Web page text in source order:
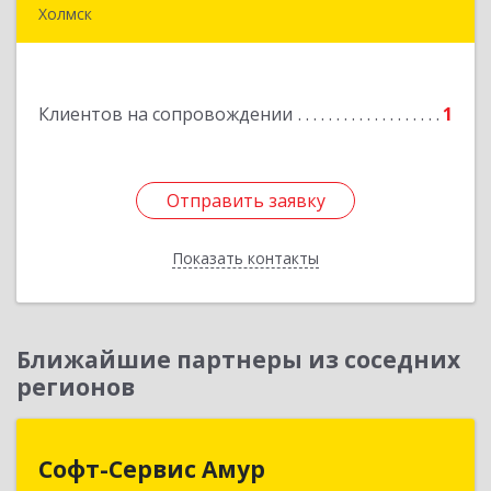
Холмск
Клиентов на сопровождении 1
Отправить заявку
Показать контакты
Подробнее
Отправить заявку
Назад
Ближайшие партнеры из соседних
регионов
Софт-Сервис Амур